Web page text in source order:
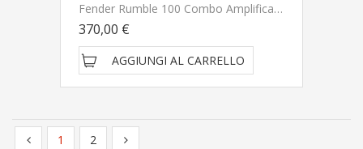
Fender Rumble 100 Combo Amplificatore Per Basso
370,00 €
AGGIUNGI AL CARRELLO
1 2